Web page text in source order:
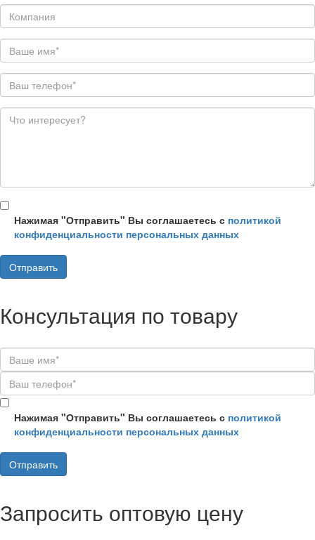
Нажимая "Отправить" Вы соглашаетесь с политикой
конфиденциальности персональных данных
Консультация по товару
Нажимая "Отправить" Вы соглашаетесь с политикой
конфиденциальности персональных данных
Запросить оптовую цену